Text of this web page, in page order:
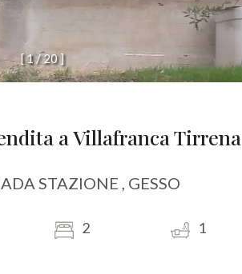
[ 1/20 ]
a Villafranca Tirrena
STAZIONE , GESSO
2 1